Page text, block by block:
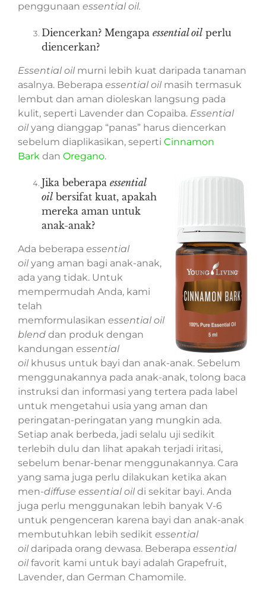
penggunaan essential oil.
Diencerkan? Mengapa essential oilperlu
diencerkan?
Essential oilmurni lebih kuat daripada tanaman
asalnya. Beberapa essential oilmasih termasuk
lembut dan aman dioleskan langsung pada
kulit, seperti Lavender dan Copaiba. Essential
oilyang dianggap “panas” harus diencerkan
sebelum diaplikasikan, seperti Cinnamon
Barkdan Oregano.
Jika beberapa essential
oilbersifat kuat, apakah
mereka aman untuk
anak-anak?
Ada beberapa essential
oilyang aman bagi anak-anak,
ada yang tidak. Untuk
mempermudah Anda, kami
telah
memformulasikan essential oil
blenddan produk dengan
kandungan essential
oilkhusus untuk bayi dan anak-anak. Sebelum
menggunakannya pada anak-anak, tolong baca
instruksi dan informasi yang tertera pada label
untuk mengetahui usia yang aman dan
peringatan-peringatan yang mungkin ada.
Setiap anak berbeda, jadi selalu uji sedikit
terlebih dulu dan lihat apakah terjadi iritasi,
sebelum benar-benar menggunakannya. Cara
yang sama juga perlu dilakukan ketika akan
men­-diffuse essential oildi sekitar bayi. Anda
juga perlu menggunakan lebih banyak V-6
untuk pengenceran karena bayi dan anak-anak
membutuhkan lebih sedikit essential
oil daripada orang dewasa. Beberapa essential
oilfavorit kami untuk bayi adalah Grapefruit,
Lavender, dan German Chamomile.